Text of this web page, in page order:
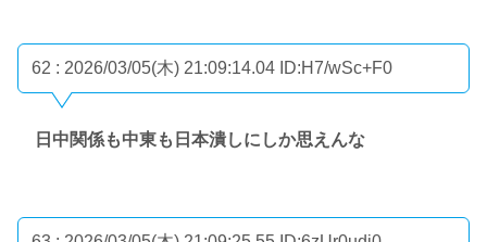
62 : 2026/03/05(木) 21:09:14.04 ID:H7/wSc+F0
日中関係も中東も日本潰しにしか思えんな